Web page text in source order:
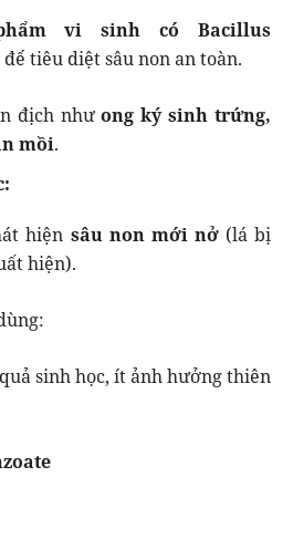
vi sinh có Bacillus
để tiêu diệt sâu non an toàn.
địch nhưong ký sinh trứng,
mồi.
hiện sâu non mới nở(lá bị
hiện).
sinh học, ít ảnh hưởng thiên